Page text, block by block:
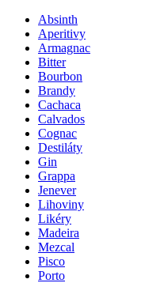
Absinth
Aperitivy
Armagnac
Bitter
Bourbon
Brandy
Cachaca
Calvados
Cognac
Destiláty
Gin
Grappa
Jenever
Lihoviny
Likéry
Madeira
Mezcal
Pisco
Porto